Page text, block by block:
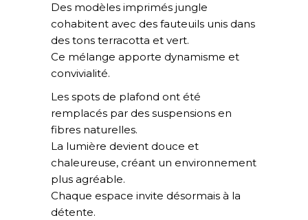
Des modèles imprimés jungle
cohabitent avec des fauteuils unis dans
des tons terracotta et vert.
Ce mélange apporte dynamisme et
convivialité.
Les spots de plafond ont été
remplacés par des suspensions en
fibres naturelles.
La lumière devient douce et
chaleureuse, créant un environnement
plus agréable.
Chaque espace invite désormais à la
détente.